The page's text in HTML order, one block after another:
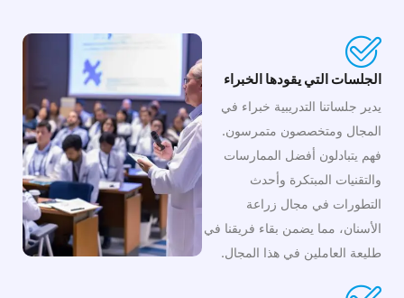
الجلسات التي يقودها الخبراء
يدير جلساتنا التدريبية خبراء في
المجال ومتخصصون متمرسون.
فهم يتبادلون أفضل الممارسات
والتقنيات المبتكرة وأحدث
التطورات في مجال زراعة
الأسنان، مما يضمن بقاء فريقنا في
طليعة العاملين في هذا المجال.